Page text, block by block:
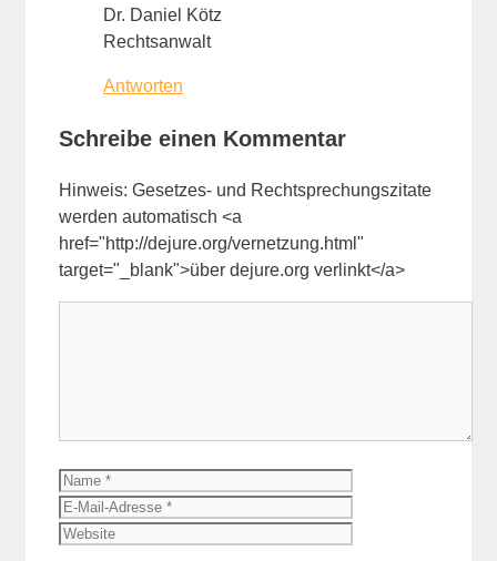
Dr. Daniel Kötz
Rechtsanwalt
Antworten
Schreibe einen Kommentar
Hinweis: Gesetzes- und Rechtsprechungszitate
werden automatisch <a
href="http://dejure.org/vernetzung.html"
target="_blank">über dejure.org verlinkt</a>
Name